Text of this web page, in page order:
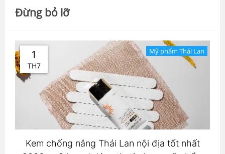
Đừng bỏ lỡ
1
TH7
Mỹ phẩm Thái Lan
Kem chống nắng Thái Lan nội địa tốt nhất